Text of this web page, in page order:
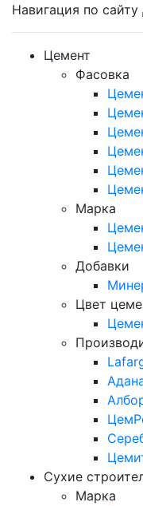
Навигация по сайту
Цемент
Фасовка
Марка
Добавки
Цвет
Сухие
Марка